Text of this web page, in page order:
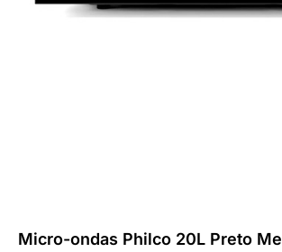
Micro-ondas Philco 20L Preto